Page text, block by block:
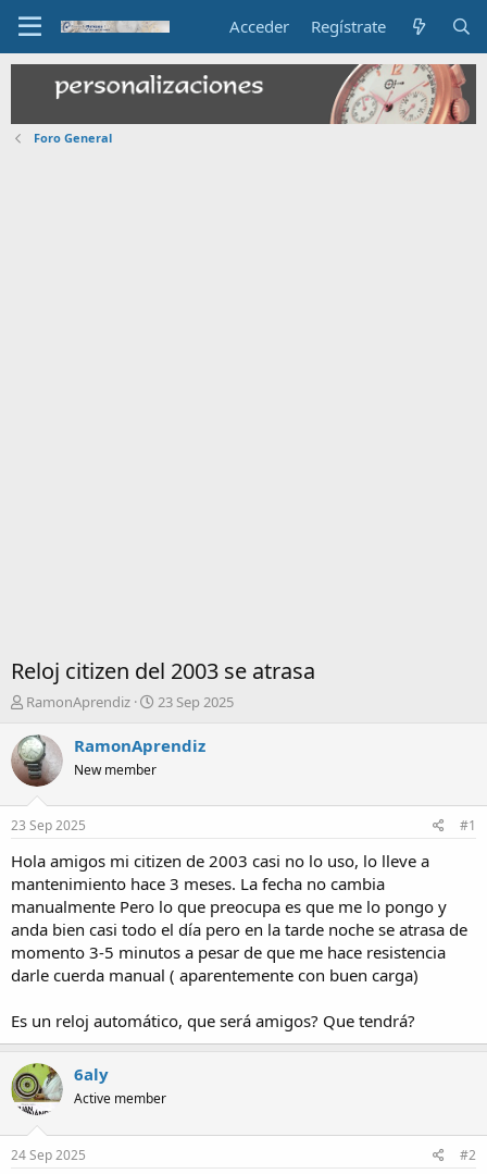
Acceder Regístrate
Foro General
Reloj citizen del 2003 se atrasa
I
i
c
i
d
r
d
e
l
t
e
m
RamonAprendiz
F
c
n
i
c
o
23 Sep 2025
RamonAprendiz
New member
23 Sep 2025 #1
Hola amigos mi citizen de 2003 casi no lo uso, lo lleve a
mantenimiento hace 3 meses. La fecha no cambia
manualmente Pero lo que preocupa es que me lo pongo y
anda bien casi todo el día pero en la tarde noche se atrasa de
momento 3-5 minutos a pesar de que me hace resistencia
darle cuerda manual ( aparentemente con buen carga)
Es un reloj automático, que será amigos? Que tendrá?
6aly
Active member
24 Sep 2025 #2